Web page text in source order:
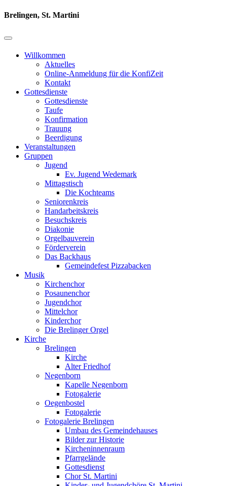
Brelingen, St. Martini
Willkommen
Aktuelles
Online-Anmeldung für die KonfiZeit
Kontakt
Gottesdienste
Gottesdienste
Taufe
Konfirmation
Trauung
Beerdigung
Veranstaltungen
Gruppen
Jugend
Ev. Jugend Wedemark
Mittagstisch
Die Kochteams
Seniorenkreis
Handarbeitskreis
Besuchskreis
Diakonie
Orgelbauverein
Förderverein
Das Backhaus
Gemeindefest Pizzabacken
Musik
Kirchenchor
Posaunenchor
Jugendchor
Mittelchor
Kinderchor
Die Brelinger Orgel
Kirche
Brelingen
Kirche
Alter Friedhof
Negenborn
Kapelle Negenborn
Fotogalerie
Oegenbostel
Fotogalerie
Fotogalerie Brelingen
Umbau des Gemeindehauses
Bilder zur Historie
Kircheninnenraum
Pfarrgelände
Gottesdienst
Chor St. Martini